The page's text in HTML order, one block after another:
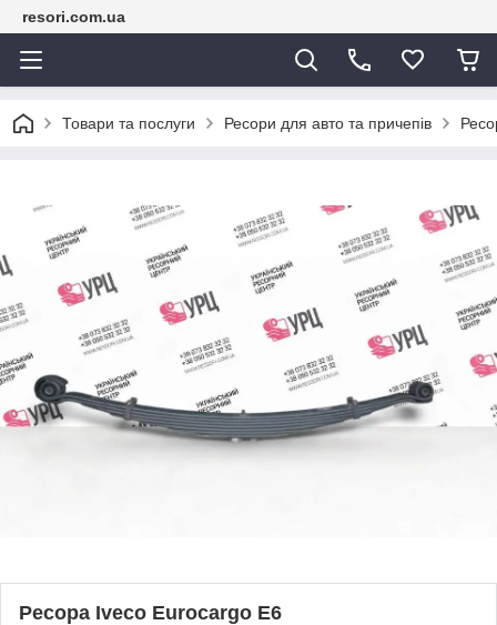
resori.com.ua
Товари та послуги Ресори для авто та причепів
Ресора Iveco Eurocargo E6